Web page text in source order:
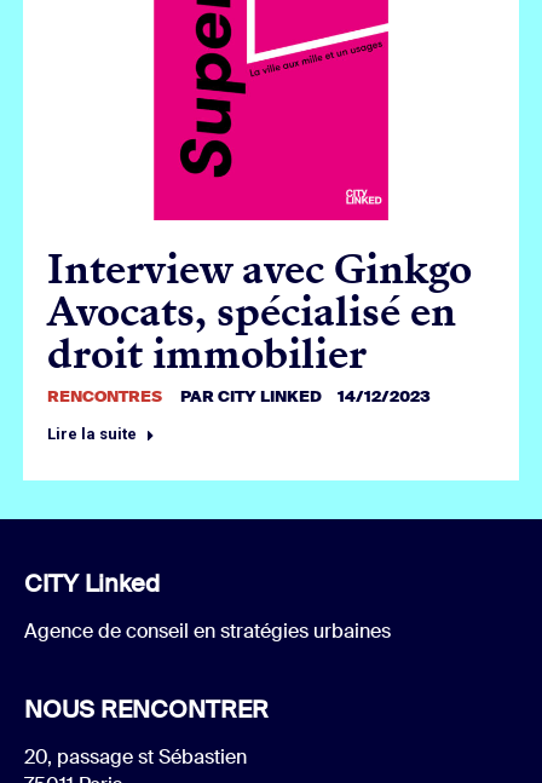
Interview avec Ginkgo
Avocats, spécialisé en
droit immobilier
RENCONTRES PARCITY LINKED 14/12/2023
Lire la suite
CITY Linked
Agence de conseil en stratégies urbaines
NOUS RENCONTRER
20, passage st Sébastien